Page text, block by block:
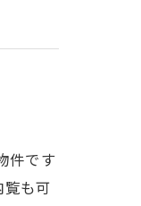
件です
も可